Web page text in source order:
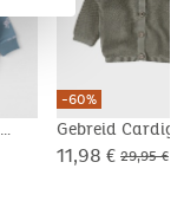
-60%
Gebreid
Katoen
11,98 € 29,95 €